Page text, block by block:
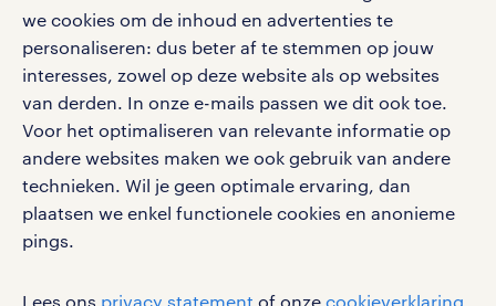
we cookies om de inhoud en advertenties te
personaliseren: dus beter af te stemmen op jouw
interesses, zowel op deze website als op websites
van derden. In onze e-mails passen we dit ook toe.
Voor het optimaliseren van relevante informatie op
andere websites maken we ook gebruik van andere
technieken. Wil je geen optimale ervaring, dan
plaatsen we enkel functionele cookies en anonieme
pings.
Lees ons privacy statement of onze cookieverklaring
instantie in de publieke sector. Er is alle
ruimte om je te specialiseren. Houd je
voornamelijk bezig met financieel advies
of duik juist in de wereld van duurzame
oplossingen. Ook op het gebied van
verzekeringen of binnen
overheidsinstanties is er altijd behoefte
aan goede klantadviseurs.
Talloze bedrijven hebben klantadviseur
Volg ons voor de leukste content omtrent
vacatures, solliciteren en inspiratie.
werken bij randstad
gebruikersvoorwaarden
privacystatement
cookies